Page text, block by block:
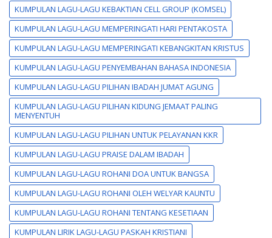
KUMPULAN LAGU-LAGU KEBAKTIAN CELL GROUP (KOMSEL)
KUMPULAN LAGU-LAGU MEMPERINGATI HARI PENTAKOSTA
KUMPULAN LAGU-LAGU MEMPERINGATI KEBANGKITAN KRISTUS
KUMPULAN LAGU-LAGU PENYEMBAHAN BAHASA INDONESIA
KUMPULAN LAGU-LAGU PILIHAN IBADAH JUMAT AGUNG
KUMPULAN LAGU-LAGU PILIHAN KIDUNG JEMAAT PALING
MENYENTUH
KUMPULAN LAGU-LAGU PILIHAN UNTUK PELAYANAN KKR
KUMPULAN LAGU-LAGU PRAISE DALAM IBADAH
KUMPULAN LAGU-LAGU ROHANI DOA UNTUK BANGSA
KUMPULAN LAGU-LAGU ROHANI OLEH WELYAR KAUNTU
KUMPULAN LAGU-LAGU ROHANI TENTANG KESETIAAN
KUMPULAN LIRIK LAGU-LAGU PASKAH KRISTIANI